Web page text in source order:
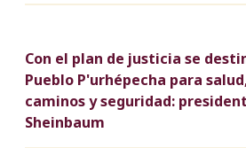
Con el plan de justicia se
Pueblo P'urhépecha para
caminos y seguridad:
Sheinbaum